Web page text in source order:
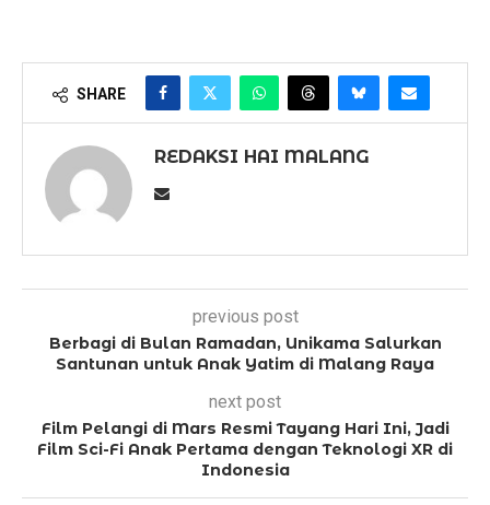
SHARE
REDAKSI HAI MALANG
previous post
Berbagi di Bulan Ramadan, Unikama Salurkan
Santunan untuk Anak Yatim di Malang Raya
next post
Film Pelangi di Mars Resmi Tayang Hari Ini, Jadi
Film Sci-Fi Anak Pertama dengan Teknologi XR di
Indonesia